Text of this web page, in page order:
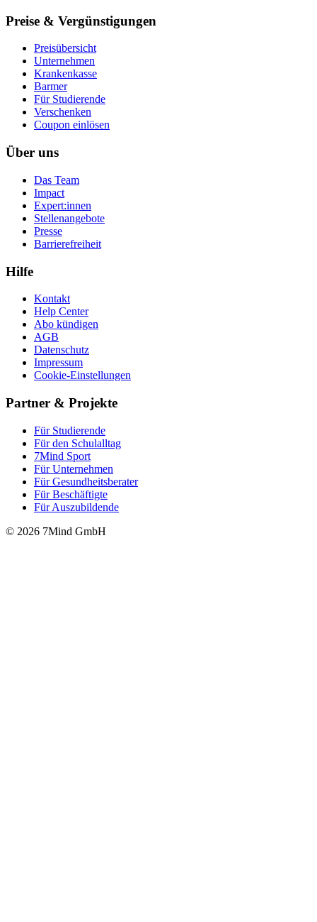
Preise & Vergünstigungen
Preisübersicht
Unternehmen
Krankenkasse
Barmer
Für Studierende
Ver­schen­ken
Coupon einlösen
Über uns
Das Team
Impact
Expert:innen
Stellenangebote
Presse
Barrierefreiheit
Hilfe
Kontakt
Help Center
Abo kündigen
AGB
Datenschutz
Impressum
Cookie-Einstellungen
Partner & Projekte
Für Stu­die­rende
Für den Schulalltag
7Mind Sport
Für Unter­neh­men
Für Gesund­heits­be­ra­ter
Für Beschäftigte
Für Auszubildende
© 2026 7Mind GmbH